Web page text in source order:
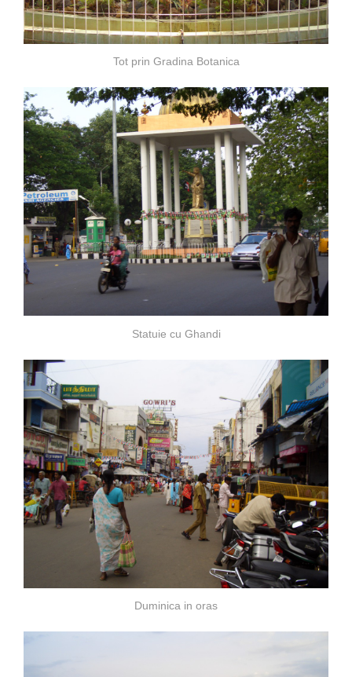
Tot prin Gradina Botanica
Statuie cu Ghandi
Duminica in oras